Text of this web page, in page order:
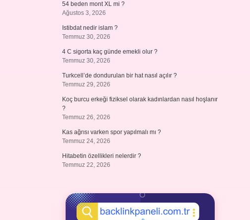
54 beden mont XL mi ?
Ağustos 3, 2026
Istibdat nedir islam ?
Temmuz 30, 2026
4 C sigorta kaç günde emekli olur ?
Temmuz 30, 2026
Turkcell’de dondurulan bir hat nasıl açılır ?
Temmuz 29, 2026
Koç burcu erkeği fiziksel olarak kadınlardan nasıl hoşlanır
?
Temmuz 26, 2026
Kas ağrısı varken spor yapılmalı mı ?
Temmuz 24, 2026
Hitabetin özellikleri nelerdir ?
Temmuz 22, 2026